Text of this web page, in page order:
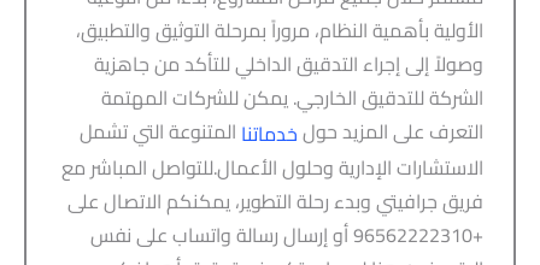
الأولية بأهمية النظام، مروراً بمرحلة التوثيق والتطبيق،
وصولاً إلى إجراء التدقيق الداخلي للتأكد من جاهزية
الشركة للتدقيق الخارجي. يمكن للشركات المهتمة
التعرف على المزيد حولخدماتنا المتنوعة التي تشمل
الاستشارات الإدارية وحلول الأعمال.للتواصل المباشر مع
فريق جرافيتي وبدء رحلة التطوير، يمكنكم الاتصال على
+96562222310 أو إرسال رسالة واتساب على نفس